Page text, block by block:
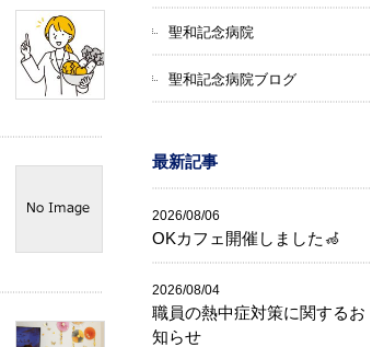
聖和記念病院
聖和記念病院ブログ
最新記事
2026/08/06
OKカフェ開催しました🦽
2026/08/04
職員の熱中症対策に関するお
知らせ